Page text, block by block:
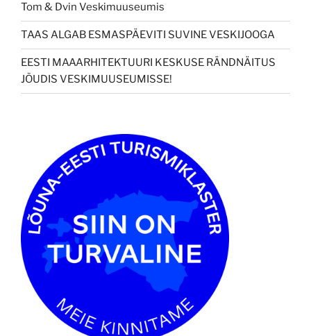
Tom & Dvin Veskimuuseumis
TAAS ALGAB ESMASPÄEVITI SUVINE VESKIJOOGA
EESTI MAAARHITEKTUURI KESKUSE RÄNDNÄITUS
JÕUDIS VESKIMUUSEUMISSE!